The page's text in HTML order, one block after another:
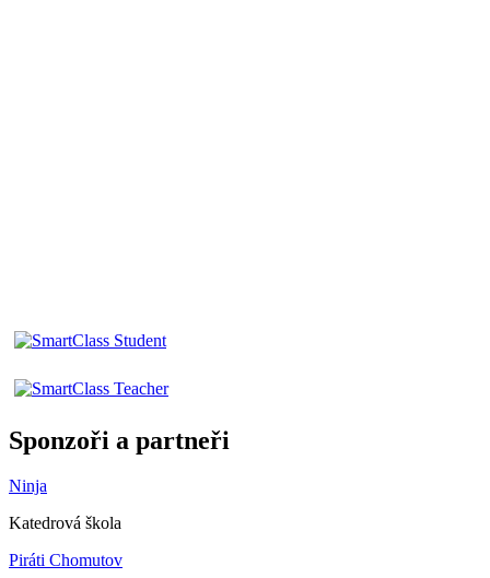
Sponzoři a partneři
Ninja
Katedrová škola
Piráti Chomutov